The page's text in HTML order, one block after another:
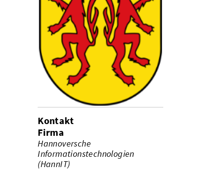
Kontakt
Firma
Hannoversche
Informationstechnologien
(HannIT)